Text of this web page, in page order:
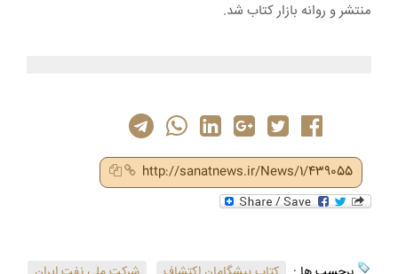
منتشر و روانه بازار کتاب شد.‏
http://sanatnews.ir/News/1/439055